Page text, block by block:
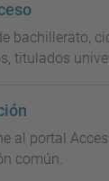
bachillerato,
titulados
al portal
común.